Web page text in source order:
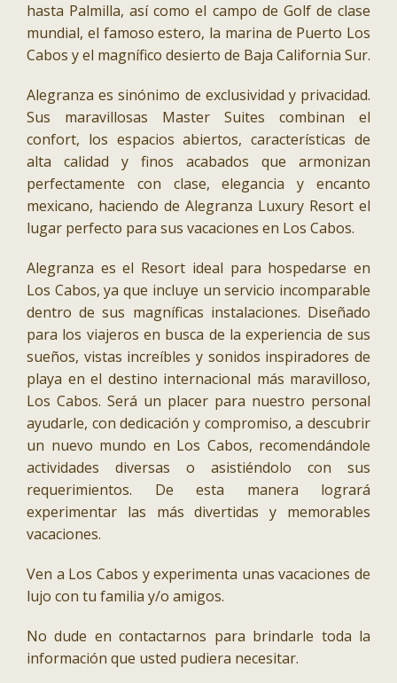
hasta Palmilla, así como el campo de Golf de clase
mundial, el famoso estero, la marina de Puerto Los
Cabos y el magnífico desierto de Baja California Sur.
Alegranza es sinónimo de exclusividad y privacidad.
Sus maravillosas Master Suites combinan el
confort, los espacios abiertos, características de
alta calidad y finos acabados que armonizan
perfectamente con clase, elegancia y encanto
mexicano, haciendo de Alegranza Luxury Resort el
lugar perfecto para sus vacaciones en Los Cabos.
Alegranza es el Resort ideal para hospedarse en
Los Cabos, ya que incluye un servicio incomparable
dentro de sus magníficas instalaciones. Diseñado
para los viajeros en busca de la experiencia de sus
sueños, vistas increíbles y sonidos inspiradores de
playa en el destino internacional más maravilloso,
Los Cabos. Será un placer para nuestro personal
ayudarle, con dedicación y compromiso, a descubrir
un nuevo mundo en Los Cabos, recomendándole
actividades diversas o asistiéndolo con sus
requerimientos. De esta manera logrará
experimentar las más divertidas y memorables
vacaciones.
Ven a Los Cabos y experimenta unas vacaciones de
lujo con tu familia y/o amigos.
No dude en contactarnos para brindarle toda la
información que usted pudiera necesitar.